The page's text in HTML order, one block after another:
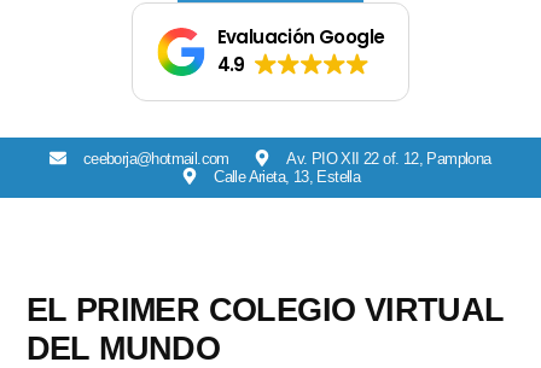
Evaluación Google
4.9
ceeborja@hotmail.com
Av. PIO XII 22 of. 12, Pamplona
Calle Arieta, 13, Estella
EL PRIMER COLEGIO VIRTUAL
DEL MUNDO